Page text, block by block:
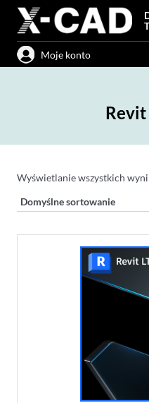
Przejdź
treści
Moje konto
Revit
Wyświetlanie wszystkich